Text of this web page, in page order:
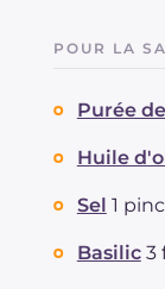
POUR LA
Purée
Huile
Sel 1
Basilic 3